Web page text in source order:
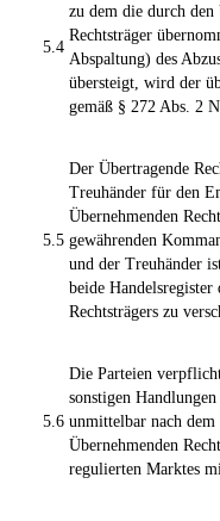
5.4
zu dem die durch den
Rechtsträger
Abspaltung) des
übersteigt, wird der
gemäß § 272 Abs. 2
5.5
Der Übertragende
Treuhänder für den
Übernehmenden
gewährenden
und der Treuhänder
beide Handelsregister
Rechtsträgers zu
5.6
Die Parteien
sonstigen
unmittelbar nach
Übernehmenden
regulierten Marktes